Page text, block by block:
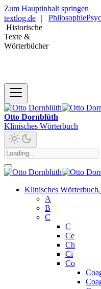
Zum Hauptinhalt springen
textlog.de
Historische
Texte &
Wörterbücher
Philosophie
Otto Dornblüth
Klinisches Wörterbuch
Klinisches Wörterbuch
A
B
C
C
Ce
Ch
Ci
Co